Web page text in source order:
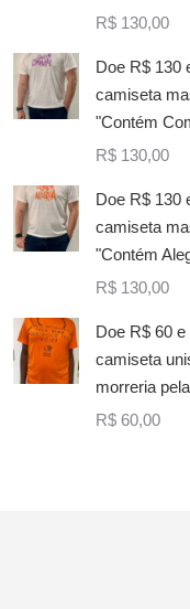
R$ 130,00
Doe R$ 130
camiseta
"Contém
R$ 130,00
Doe R$ 130
camiseta
"Contém
R$ 130,00
Doe R$ 60
camiseta
morreria
R$ 60,00